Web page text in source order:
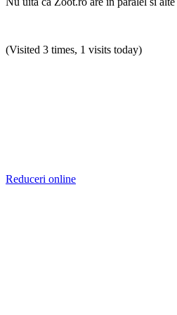
(Visited 3 times, 1 visits today)
Reduceri online